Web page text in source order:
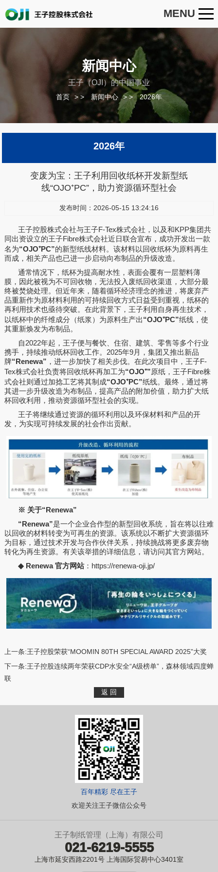
MENU
新闻中心
王子（OJI）的中国事业
首页 > 新闻中心 > 2026年
2026年
变废为宝：王子利用回收纸杯开发新型纸
线“OJO⁺PC”，助力资源循环型社会
发布时间：2026-05-15 13:24:16
王子控股株式会社与王子F-Tex株式会社，以及和KPP集团共
同出资设立的王子Fibre株式会社近日联合宣布，成功开发出一款
名为“OJO⁺PC”的新型纸线材料。该材料以回收纸杯为原料再生
而成，相关产品也已进一步启动向布制品的升级改造。
通常情况下，纸杯为提高耐水性，表面会覆有一层塑料薄
膜，因此被视为不可回收物，无法投入废纸回收渠道，大部分最
终被焚烧处理。但近年来，随着循环经济理念的推进，将废弃产
品重新作为原材料利用的可持续回收方式日益受到重视，纸杯的
再利用技术也亟待突破。在此背景下，王子利用自身再生技术，
以纸杯中的纤维成分（纸浆）为原料生产出“OJO⁺PC”纸线，使
其重新焕发为布制品。
自2022年起，王子便与餐饮、住宿、建筑、零售等多个行业
携手，持续推动纸杯回收工作。2025年9月，集团又推出新品
牌“Renewa” ，进一步加快了相关步伐。在此次项目中，王子F-
Tex株式会社负责将回收纸杯再加工为“OJO⁺”原纸，王子Fibre株
式会社则通过加捻工艺将其制成“OJO⁺PC”纸线。最终，通过将
其进一步升级改造为布制品，提高产品的附加价值，助力扩大纸
杯回收利用，推动资源循环型社会的实现。
王子将继续通过资源的循环利用以及环保材料和产品的开
发，为实现可持续发展的社会作出贡献。
※ 关于“Renewa”
“Renewa”是一个企业合作型的新型回收系统，旨在将以往难
以回收的材料转变为可再生的资源。该系统以不断扩大资源循环
为目标，通过技术开发与合作伙伴关系，持续挑战将更多废弃物
转化为再生资源。有关该举措的详细信息，请访问其官方网站。
◆ Renewa官方网站： https://renewa-oji.jp/
上一条:王子控股荣获“MOOMIN 80TH SPECIAL AWARD 2025”大奖
下一条:王子控股连续两年荣获CDP水安全“A级榜单”，森林领域四度蝉
联
百年精彩 尽在王子
欢迎关注王子微信公众号
王子制纸管理（上海）有限公司
021-6219-5555
上海市延安西路2201号 上海国际贸易中心3401室